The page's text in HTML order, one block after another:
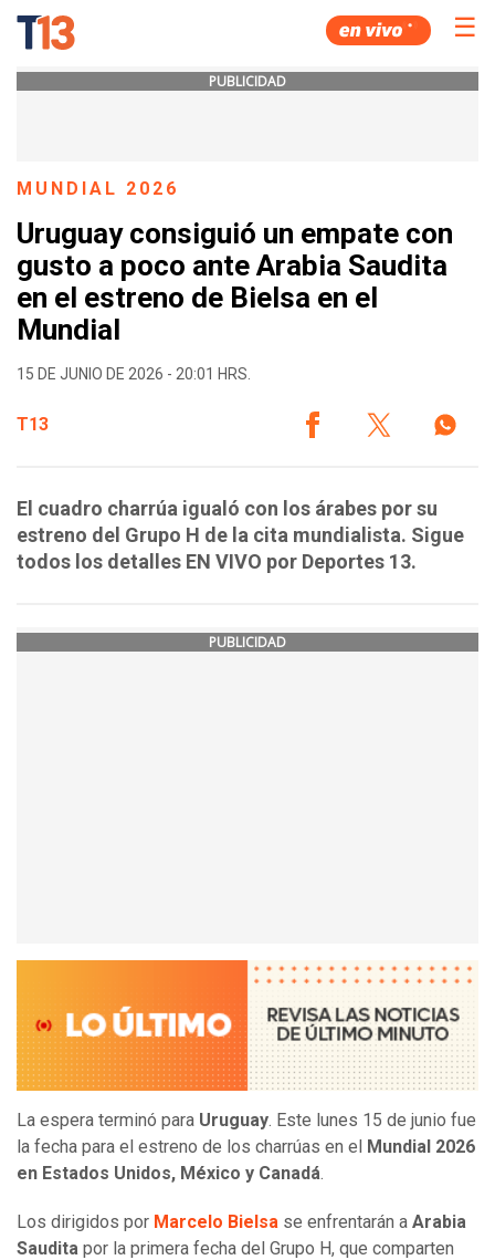
☰
PUBLICIDAD
MUNDIAL 2026
Uruguay consiguió un empate con
gusto a poco ante Arabia Saudita
en el estreno de Bielsa en el
Mundial
15 DE JUNIO DE 2026 - 20:01 HRS.
T13
El cuadro charrúa igualó con los árabes por su
estreno del Grupo H de la cita mundialista. Sigue
todos los detalles EN VIVO por Deportes 13.
PUBLICIDAD
La espera terminó para Uruguay. Este lunes 15 de junio fue
la fecha para el estreno de los charrúas en el Mundial 2026
en Estados Unidos, México y Canadá.
Los dirigidos por Marcelo Bielsa se enfrentarán a Arabia
Saudita por la primera fecha del Grupo H, que comparten